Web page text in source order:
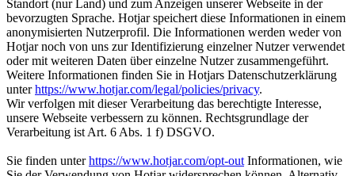
Standort (nur Land) und zum Anzeigen unserer Webseite in der
bevorzugten Sprache. Hotjar speichert diese Informationen in einem
anonymisierten Nutzerprofil. Die Informationen werden weder von
Hotjar noch von uns zur Identifizierung einzelner Nutzer verwendet
oder mit weiteren Daten über einzelne Nutzer zusammengeführt.
Weitere Informationen finden Sie in Hotjars Datenschutzerklärung
unterhttps://www.hotjar.com/legal/policies/privacy.
Wir verfolgen mit dieser Verarbeitung das berechtigte Interesse,
unsere Webseite verbessern zu können. Rechtsgrundlage der
Verarbeitung ist Art. 6 Abs. 1 f) DSGVO.
Sie finden unterhttps://www.hotjar.com/opt-out Informationen, wie